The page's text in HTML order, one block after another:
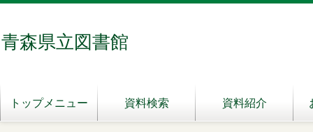
青森県立図書館
トップメニュー 資料検索 資料紹介